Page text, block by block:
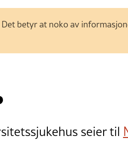
betyr at noko av
seier til